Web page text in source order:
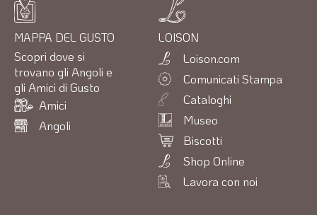
MAPPA DEL GUSTO
Scopri dove si
trovano gli Angoli e
gli Amici di Gusto
Amici
Angoli
LOISON
Loison.com
Comunicati Stampa
Cataloghi
Museo
Biscotti
Shop Online
Lavora con noi